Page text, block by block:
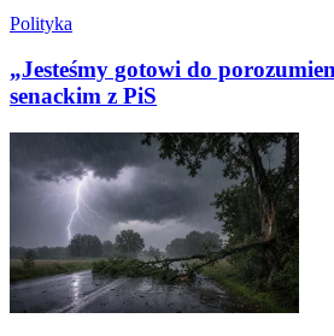
Polityka
„Jesteśmy gotowi do
senackim z PiS